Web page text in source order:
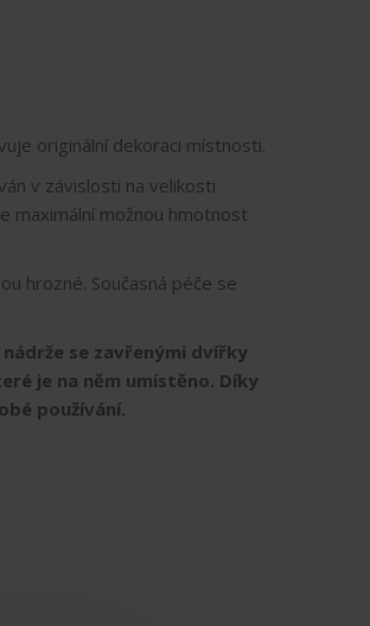
originální dekoraci místnosti.
v závislosti na velikosti
maximální možnou hmotnost
hrozné. Současná péče se
se zavřenými dvířky
je na něm umístěno. Díky
používání.